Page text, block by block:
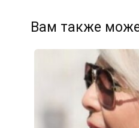
Вам также